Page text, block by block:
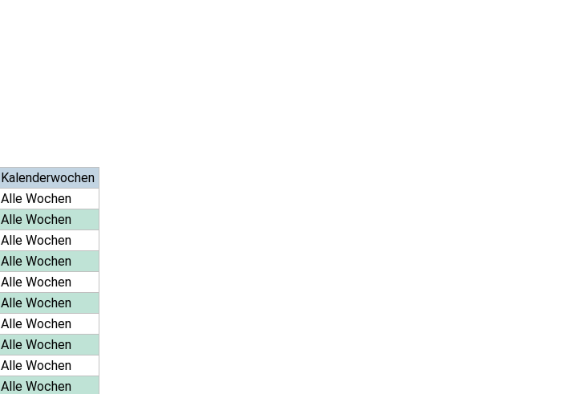
Kalenderwochen
Alle Wochen
Alle Wochen
Alle Wochen
Alle Wochen
Alle Wochen
Alle Wochen
Alle Wochen
Alle Wochen
Alle Wochen
Alle Wochen